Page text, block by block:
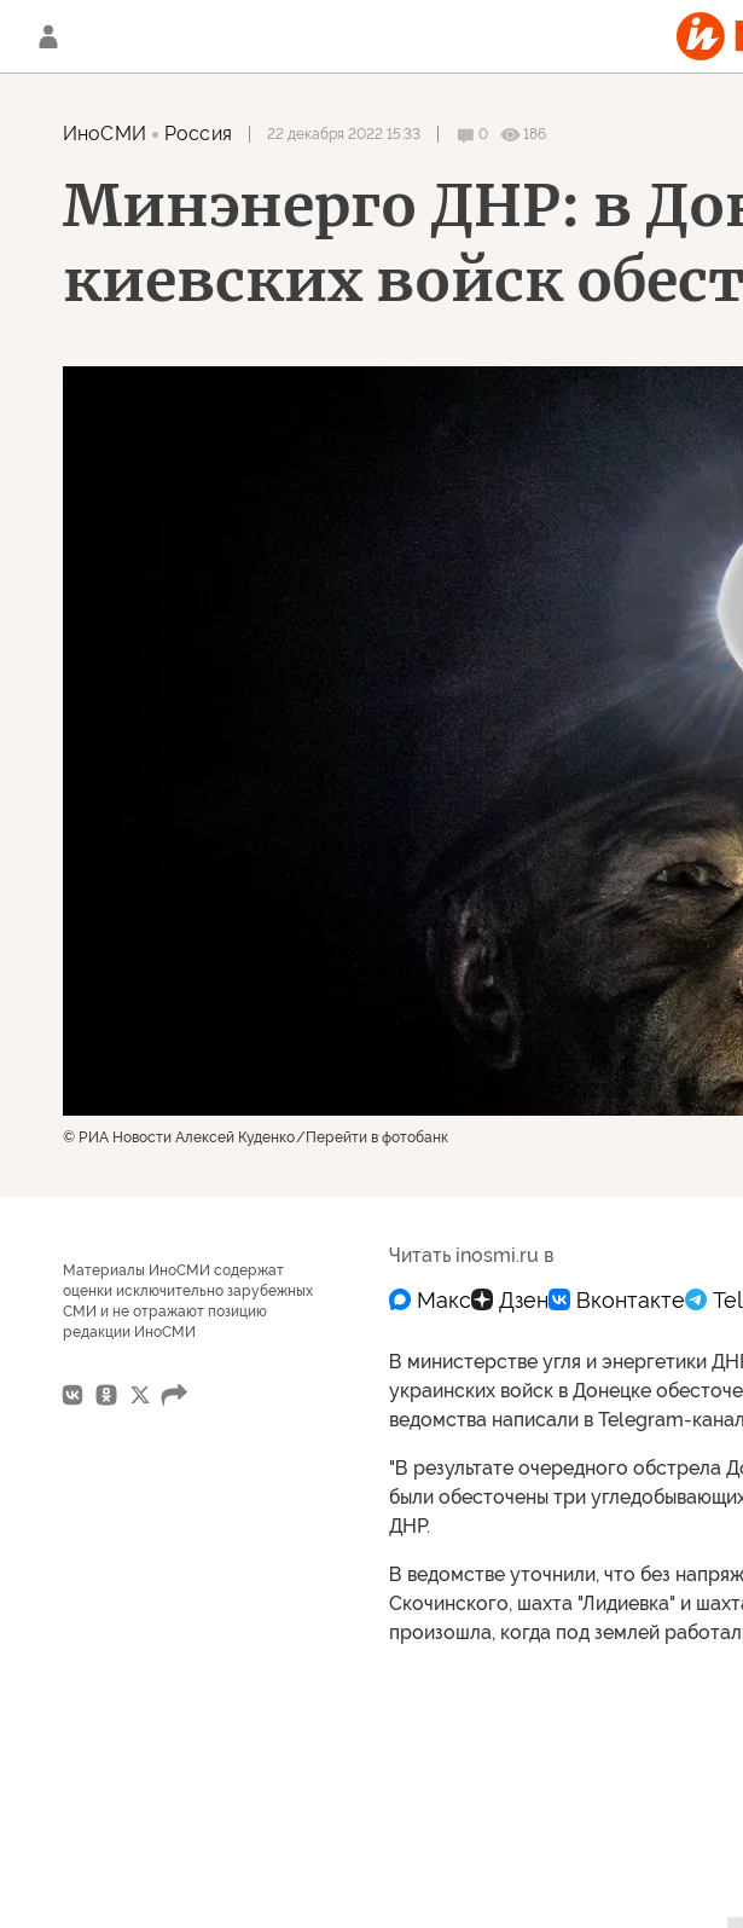
ИноСМИ Россия 22 декабря 2022 15:33 0 186
Минэнерго ДНР: в
киевских войск
© РИА Новости Алексей Куденко Перейти в фотобанк
Материалы ИноСМИ содержат
оценки исключительно зарубежных
СМИ и не отражают позицию
редакции ИноСМИ
Читать inosmi.ru в
В министерстве угля и энергетики
украинских войск в Донецке
ведомства написали в Telegram-
"В результате очередного обстрела
были обесточены три
ДНР.
В ведомстве уточнили, что без
Скочинского, шахта "Лидиевка" и
произошла, когда под землей